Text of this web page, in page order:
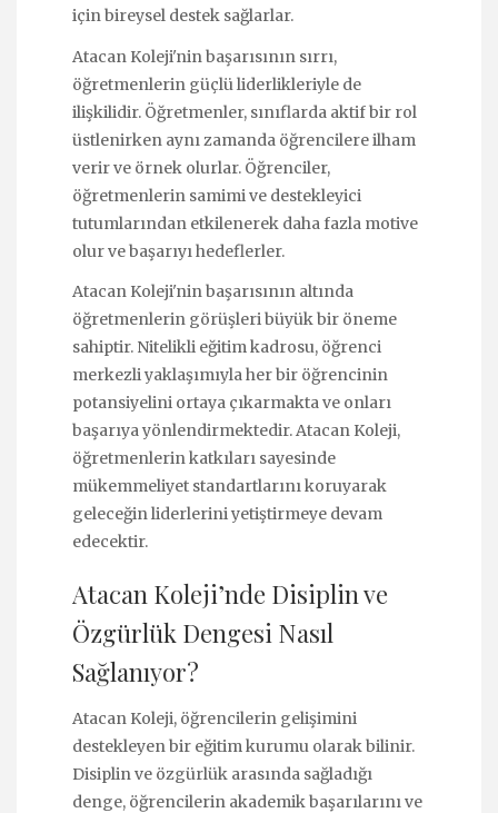
için bireysel destek sağlarlar.
Atacan Koleji'nin başarısının sırrı,
öğretmenlerin güçlü liderlikleriyle de
ilişkilidir. Öğretmenler, sınıflarda aktif bir rol
üstlenirken aynı zamanda öğrencilere ilham
verir ve örnek olurlar. Öğrenciler,
öğretmenlerin samimi ve destekleyici
tutumlarından etkilenerek daha fazla motive
olur ve başarıyı hedeflerler.
Atacan Koleji'nin başarısının altında
öğretmenlerin görüşleri büyük bir öneme
sahiptir. Nitelikli eğitim kadrosu, öğrenci
merkezli yaklaşımıyla her bir öğrencinin
potansiyelini ortaya çıkarmakta ve onları
başarıya yönlendirmektedir. Atacan Koleji,
öğretmenlerin katkıları sayesinde
mükemmeliyet standartlarını koruyarak
geleceğin liderlerini yetiştirmeye devam
edecektir.
Atacan Koleji’nde Disiplin ve
Özgürlük Dengesi Nasıl
Sağlanıyor?
Atacan Koleji, öğrencilerin gelişimini
destekleyen bir eğitim kurumu olarak bilinir.
Disiplin ve özgürlük arasında sağladığı
denge, öğrencilerin akademik başarılarını ve